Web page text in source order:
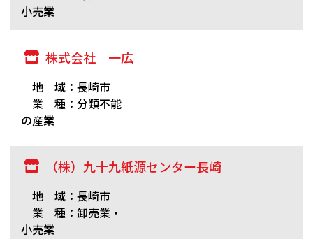
小売業
株式会社 一広
地 域：長崎市
業 種：分類不能
の産業
（株）九十九紙源センター長崎
地 域：長崎市
業 種：卸売業・
小売業